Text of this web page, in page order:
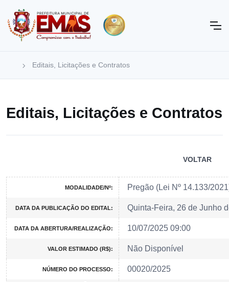
Editais, Licitações e Contratos
Editais, Licitações e Contratos
VOLTAR
MODALIDADE/Nº: Pregão (Lei Nº 14.133/
DATA DA PUBLICAÇÃO DO EDITAL: Quinta-Feira, 26 de Junho
DATA DA ABERTURA/REALIZAÇÃO: 10/07/2025 09:00
VALOR ESTIMADO (R$): Não Disponível
NÚMERO DO PROCESSO: 00020/2025